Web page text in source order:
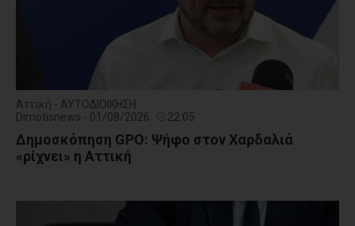
Αττική - ΑΥΤΟΔΙΟΙΚΗΣΗ
Dimotisnews - 01/08/2026
22:05
Δημοσκόπηση GPO: Ψήφο στον Χαρδαλιά
«ρίχνει» η Αττική